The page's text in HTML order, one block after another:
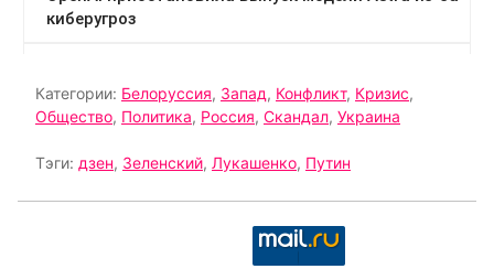
Категории: Белоруссия, Запад, Конфликт, Кризис,
Общество, Политика, Россия, Скандал, Украина
Тэги: дзен, Зеленский, Лукашенко, Путин